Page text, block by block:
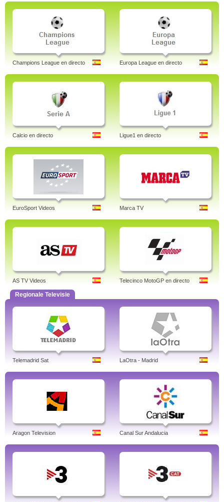
Champions League en directo Europa League en directo
Calcio en directo Ligue1 en directo
EuroSport Videos Marca TV
AS TV Videos Telecinco MotoGP en directo
Regionale Televisie
Telemadrid Sat LaOtra - Madrid
Aragon Television Canal Sur Andalucia